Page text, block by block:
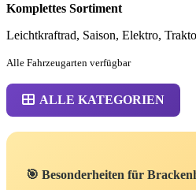
Komplettes Sortiment
Leichtkraftrad, Saison, Elektro,
Alle Fahrzeugarten verfügbar
ALLE KATEGORIEN
🎯 Besonderheiten für